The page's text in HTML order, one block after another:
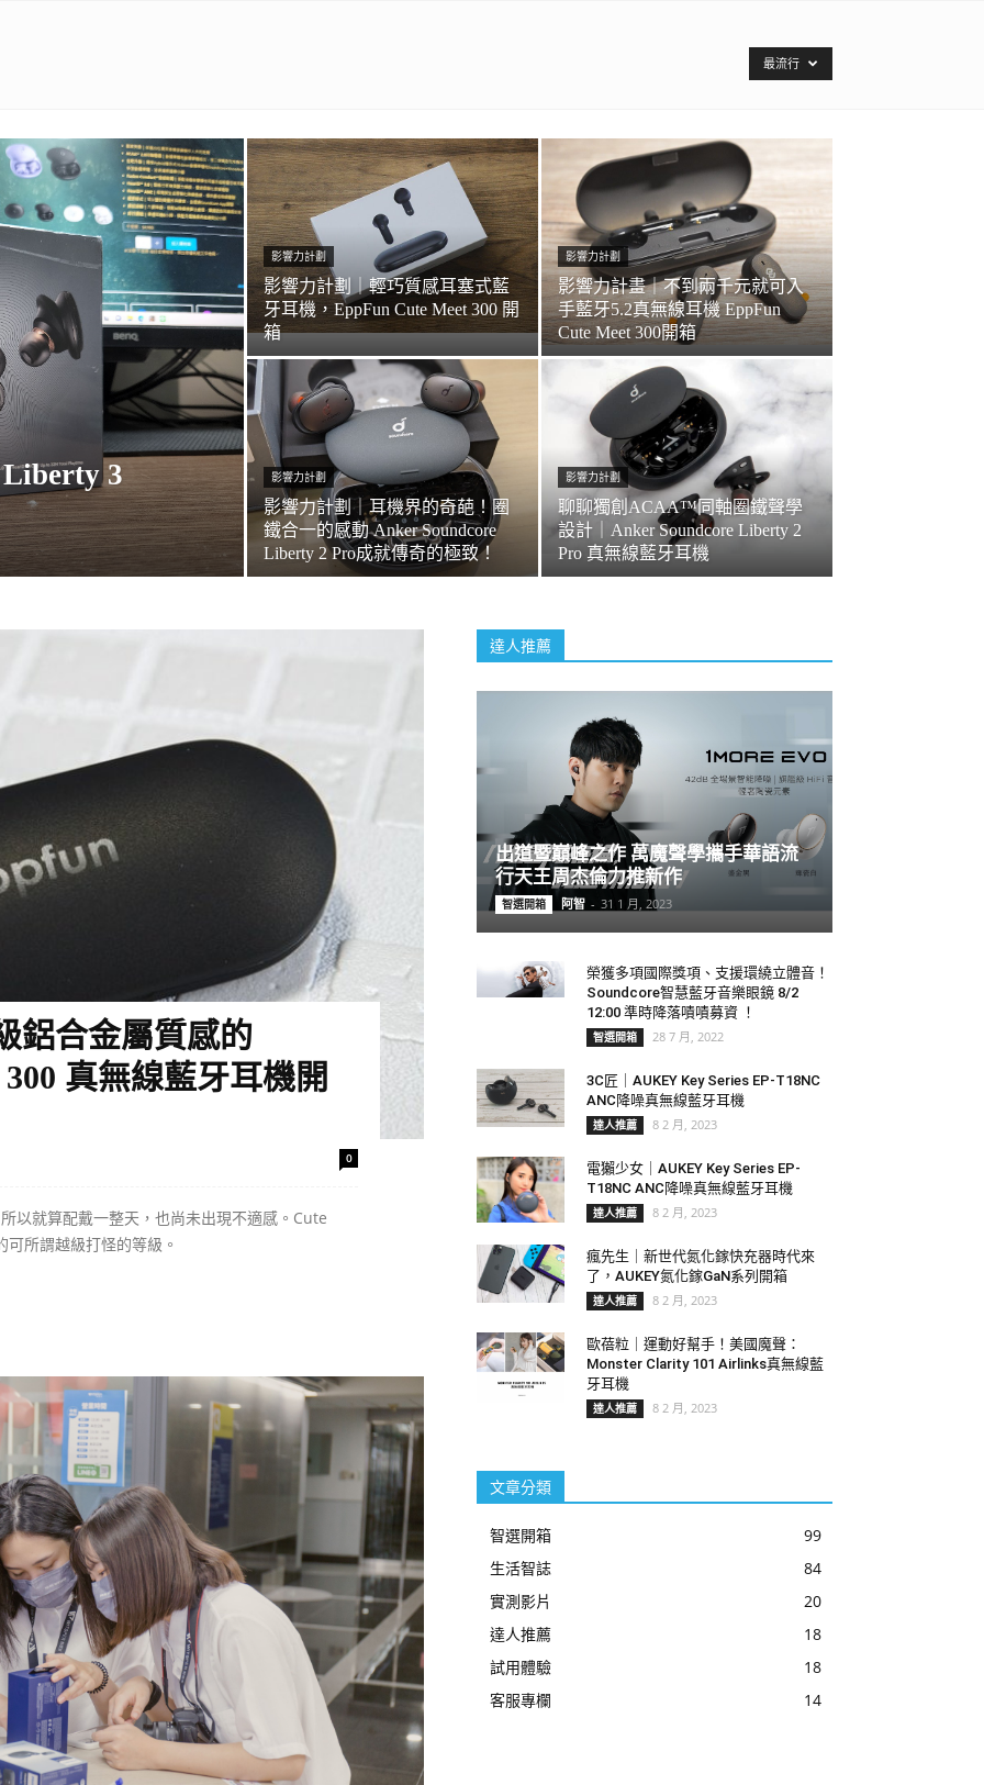
最流行
Liberty 3
影響力計劃
影響力計劃｜輕巧質感耳塞式藍
牙耳機，EppFun Cute Meet 300 開
箱
影響力計劃
影響力計畫｜不到兩千元就可入
手藍牙5.2真無線耳機 EppFun
Cute Meet 300開箱
影響力計劃
影響力計劃｜耳機界的奇葩！圈
鐵合一的感動 Anker Soundcore
Liberty 2 Pro成就傳奇的極致！
影響力計劃
聊聊獨創ACAA™同軸圈鐵聲學
設計｜Anker Soundcore Liberty 2
Pro 真無線藍牙耳機
鋁合金屬質感的
真無線藍牙耳機開
0
以就算配戴一整天，也尚未出現不適感。Cute
所謂越級打怪的等級。
達人推薦
出道暨巔峰之作 萬魔聲學攜手華語流
行天王周杰倫力推新作
智選開箱 阿智 - 31 1 月, 2023
榮獲多項國際獎項、支援環繞立體音！
Soundcore智慧藍牙音樂眼鏡 8/2
12:00 準時降落嘖嘖募資 ！
智選開箱 28 7 月, 2022
3C匠｜AUKEY Key Series EP-T18NC
ANC降噪真無線藍牙耳機
達人推薦 8 2 月, 2023
電獺少女｜AUKEY Key Series EP-
T18NC ANC降噪真無線藍牙耳機
達人推薦 8 2 月, 2023
瘋先生｜新世代氮化鎵快充器時代來
了，AUKEY氮化鎵GaN系列開箱
達人推薦 8 2 月, 2023
歐蓓粒｜運動好幫手！美國魔聲：
Monster Clarity 101 Airlinks真無線藍
牙耳機
達人推薦 8 2 月, 2023
文章分類
智選開箱
99
生活智誌
84
實測影片
20
達人推薦
18
試用體驗
18
客服專欄
14